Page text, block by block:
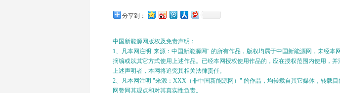
分享到：
中国新能源网版权及免责声明：
1、凡本网注明"来源：中国新能源网" 的所有作品，版权均属于中国新能源网，未经本
摘编或以其它方式使用上述作品。已经本网授权使用作品的，应在授权范围内使用，
上述声明者，本网将追究其相关法律责任。
2、凡本网注明 "来源：XXX（非中国新能源网）" 的作品，均转载自其它媒体，转载
网赞同其观点和对其真实性负责。